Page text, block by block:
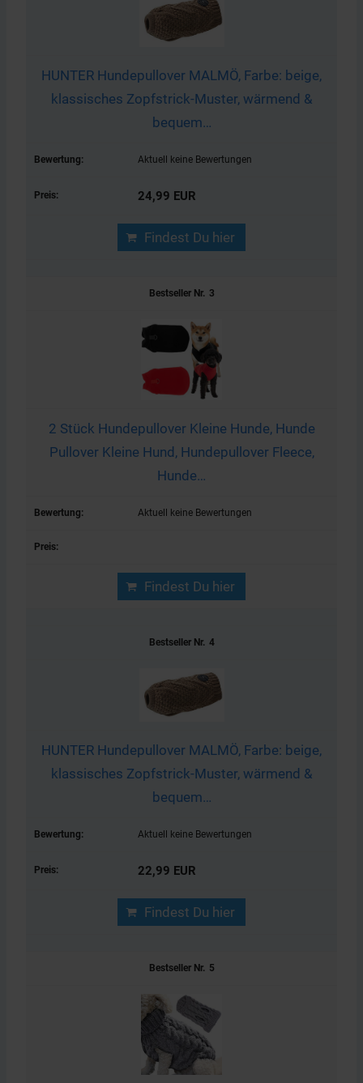
HUNTER Hundepullover MALMÖ, Farbe: beige,
klassisches Zopfstrick-Muster, wärmend &
bequem…
Aktuell keine Bewertungen
24,99 EUR
Findest Du hier
3
2 Stück Hundepullover Kleine Hunde, Hunde
Pullover Kleine Hund, Hundepullover Fleece,
Hunde…
Aktuell keine Bewertungen
Findest Du hier
4
HUNTER Hundepullover MALMÖ, Farbe: beige,
klassisches Zopfstrick-Muster, wärmend &
bequem…
Aktuell keine Bewertungen
22,99 EUR
Findest Du hier
5